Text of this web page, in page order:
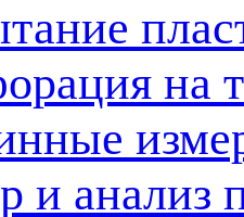
на
и анализ